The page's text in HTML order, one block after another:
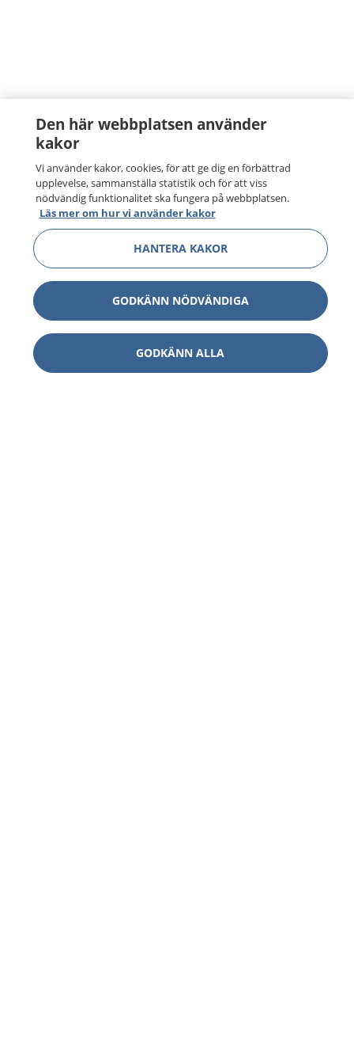
Den här webbplatsen använder
kakor
Vi använder kakor, cookies, för att ge dig en förbättrad
upplevelse, sammanställa statistik och för att viss
nödvändig funktionalitet ska fungera på webbplatsen.
Läs mer om hur vi använder kakor
HANTERA KAKOR
GODKÄNN NÖDVÄNDIGA
GODKÄNN ALLA